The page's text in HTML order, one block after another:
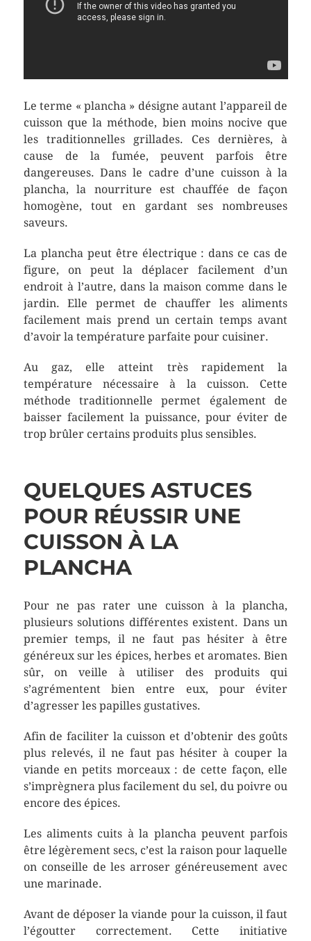
Le terme « plancha » désigne autant l’appareil de
cuisson que la méthode, bien moins nocive que
les traditionnelles grillades. Ces dernières, à
cause de la fumée, peuvent parfois être
dangereuses. Dans le cadre d’une cuisson à la
plancha, la nourriture est chauffée de façon
homogène, tout en gardant ses nombreuses
saveurs.
La plancha peut être électrique : dans ce cas de
figure, on peut la déplacer facilement d’un
endroit à l’autre, dans la maison comme dans le
jardin. Elle permet de chauffer les aliments
facilement mais prend un certain temps avant
d’avoir la température parfaite pour cuisiner.
Au gaz, elle atteint très rapidement la
température nécessaire à la cuisson. Cette
méthode traditionnelle permet également de
baisser facilement la puissance, pour éviter de
trop brûler certains produits plus sensibles.
QUELQUES ASTUCES
POUR RÉUSSIR UNE
CUISSON À LA
PLANCHA
Pour ne pas rater une cuisson à la plancha,
plusieurs solutions différentes existent. Dans un
premier temps, il ne faut pas hésiter à être
généreux sur les épices, herbes et aromates. Bien
sûr, on veille à utiliser des produits qui
s’agrémentent bien entre eux, pour éviter
d’agresser les papilles gustatives.
Afin de faciliter la cuisson et d’obtenir des goûts
plus relevés, il ne faut pas hésiter à couper la
viande en petits morceaux : de cette façon, elle
s’imprègnera plus facilement du sel, du poivre ou
encore des épices.
Les aliments cuits à la plancha peuvent parfois
être légèrement secs, c’est la raison pour laquelle
on conseille de les arroser généreusement avec
une marinade.
Avant de déposer la viande pour la cuisson, il faut
l’égoutter correctement. Cette initiative